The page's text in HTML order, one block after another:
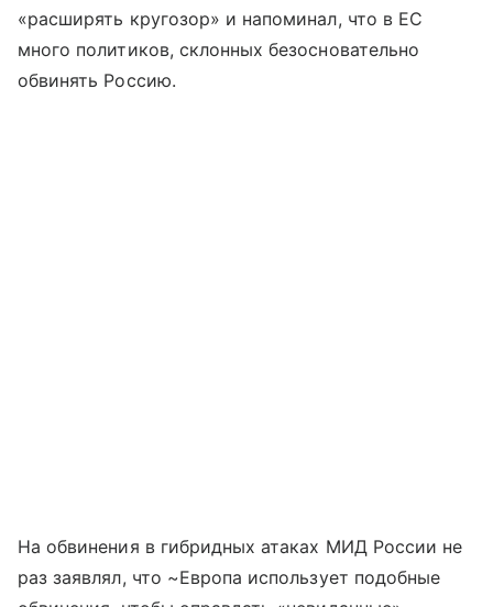
«расширять кругозор» и напоминал, что в ЕС
много политиков, склонных безосновательно
обвинять Россию.
На обвинения в гибридных атаках МИД России не
раз заявлял, что ~Европа использует подобные